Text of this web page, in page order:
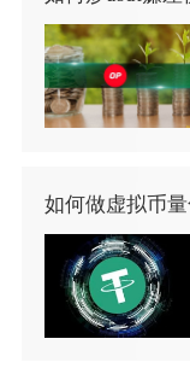
如何做虚拟币